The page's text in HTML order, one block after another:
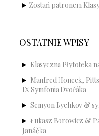
Zostań patronem
OSTATNIE WPISY
Klasyczna Płytoteka
Manfred Honeck,
IX Symfonia Dvořáka
Semyon Bychkov &
Łukasz Borowicz &
Janáčka